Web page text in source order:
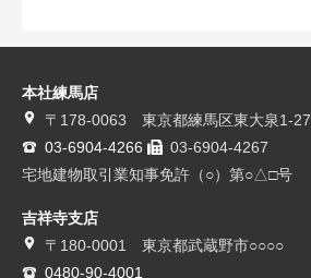
本社練馬店
〒178-0063 東京都練馬区東大泉1-
03-6904-4266
03-6904-4267
宅地建物取引業知事免許（○）第○△□号
吉祥寺支店
〒180-0001 東京都武蔵野市○○○○
0480-90-4001